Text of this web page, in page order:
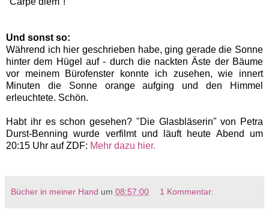
Und sonst so:
Während ich hier geschrieben habe, ging gerade die Sonne
hinter dem Hügel auf - durch die nackten Äste der Bäume
vor meinem Bürofenster konnte ich zusehen, wie innert
Minuten die Sonne orange aufging und den Himmel
erleuchtete. Schön.
Habt ihr es schon gesehen? "Die Glasbläserin" von Petra
Durst-Benning wurde verfilmt und läuft heute Abend um
20:15 Uhr auf ZDF: Mehr dazu hier.
Bücher in meiner Hand um 08:57:00 1 Kommentar: